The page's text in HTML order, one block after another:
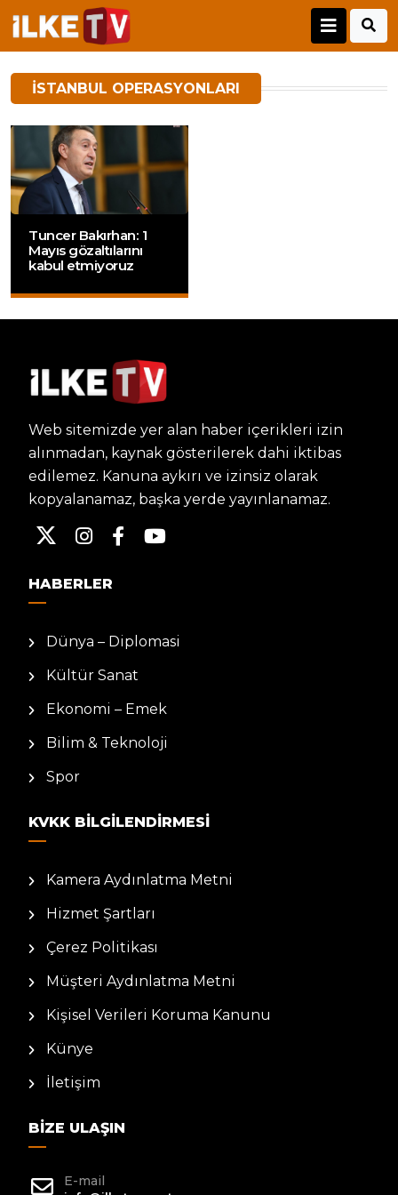
İSTANBUL OPERASYONLARI
Tuncer Bakırhan: 1
Mayıs gözaltılarını
kabul etmiyoruz
Web sitemizde yer alan haber içerikleri izin
alınmadan, kaynak gösterilerek dahi iktibas
edilemez. Kanuna aykırı ve izinsiz olarak
kopyalanamaz, başka yerde yayınlanamaz.
HABERLER
Dünya – Diplomasi
Kültür Sanat
Ekonomi – Emek
Bilim & Teknoloji
Spor
KVKK BILGILENDIRMESI
Kamera Aydınlatma Metni
Hizmet Şartları
Çerez Politikası
Müşteri Aydınlatma Metni
Kişisel Verileri Koruma Kanunu
Künye
İletişim
BIZE ULAŞIN
E-mail